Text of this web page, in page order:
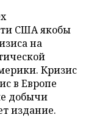
США якобы
на
Кризис
в Европе
добычи
издание.